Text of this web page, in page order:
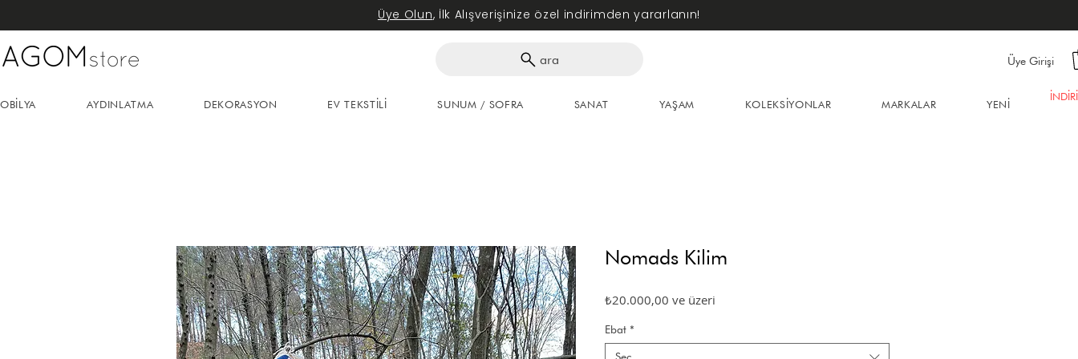
Üye Olun, İlk Alışverişinize özel indirimden yararlanın!
Üye Girişi
ara
Nomads Kilim
₺20.000,00 ve üzeriİndirimli
Ebat *
AYDINLATMA DEKORASYON EV TEKSTİLİ SUNUM / SOFRA SANAT YAŞAM KOLEKSİYONLAR MARKALAR YENİ